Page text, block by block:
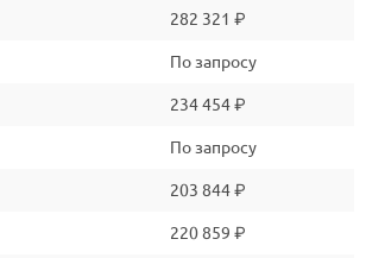
282 321 ₽
По запросу
234 454 ₽
По запросу
203 844 ₽
220 859 ₽